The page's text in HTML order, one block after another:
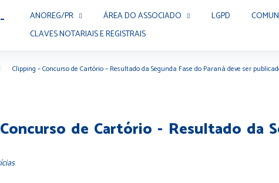
ANOREG/PR ÁREA DO ASSOCIADO LGPD
CLAVES NOTARIAIS E REGISTRAIS
Clipping – Concurso de Cartório – Resultado da Segunda Fase do Paraná deve ser
de Cartório - Resultado da